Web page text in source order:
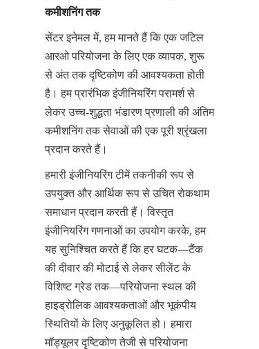
कमीशनिंग तक
सेंटर इनेमल में, हम मानते हैं कि एक जटिल
आरओ परियोजना के लिए एक व्यापक, शुरू
से अंत तक दृष्टिकोण की आवश्यकता होती
है। हम प्रारंभिक इंजीनियरिंग परामर्श से
लेकर उच्च-शुद्धता भंडारण प्रणाली की अंतिम
कमीशनिंग तक सेवाओं की एक पूरी श्रृंखला
प्रदान करते हैं।
हमारी इंजीनियरिंग टीमें तकनीकी रूप से
उपयुक्त और आर्थिक रूप से उचित रोकथाम
समाधान प्रदान करती हैं। विस्तृत
इंजीनियरिंग गणनाओं का उपयोग करके, हम
यह सुनिश्चित करते हैं कि हर घटक—टैंक
की दीवार की मोटाई से लेकर सीलेंट के
विशिष्ट ग्रेड तक—परियोजना स्थल की
हाइड्रोलिक आवश्यकताओं और भूकंपीय
स्थितियों के लिए अनुकूलित हो। हमारा
मॉड्यूलर दृष्टिकोण तेजी से परियोजना